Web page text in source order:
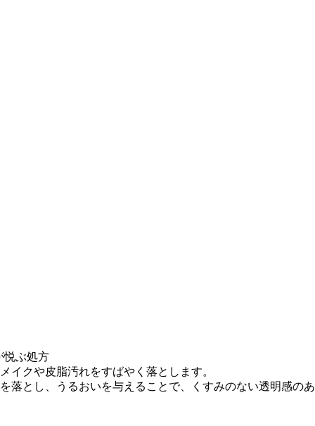
悦ぶ処方
イクや皮脂汚れをすばやく落とします。
落とし、うるおいを与えることで、くすみのない透明感の